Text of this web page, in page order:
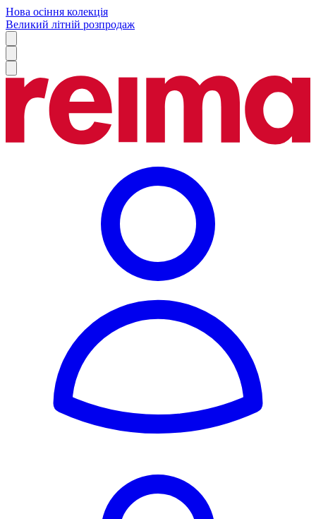
Нова осіння колекція
Великий літній розпродаж